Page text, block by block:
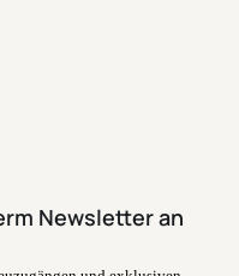
Newsletter an